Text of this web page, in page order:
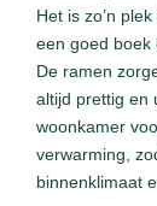
Het is zo’n
een goed boek
De ramen
altijd prettig en
woonkamer
verwarming,
binnenklimaat